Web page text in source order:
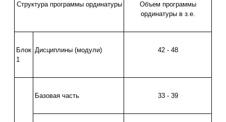
Структура программы ординатуры
Объем программы
ординатуры в з.е.
Блок
1
Дисциплины (модули) 42 - 48
Базовая часть 33 - 39